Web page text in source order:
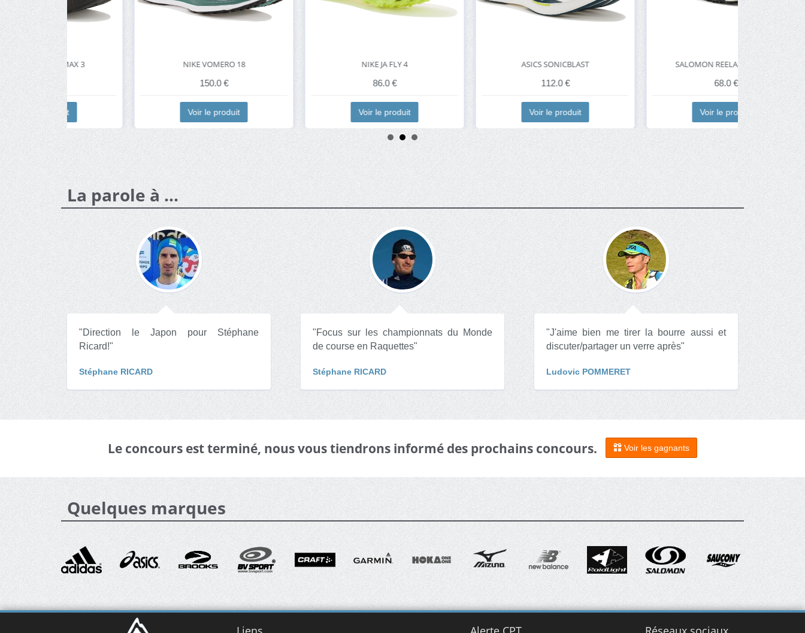
3
NIKE VOMERO 18
Voir le produit
NIKE JA FLY 4
Voir le produit
ASICS SONICBLAST
Voir le produit
SALOMON REELAX SLIDE 6.0
Voir le produit
ON-
La parole à ...
"Direction le Japon pour Stéphane
Ricard!"
Stéphane RICARD
"Focus sur les championnats du Monde
de course en Raquettes"
Stéphane RICARD
"J'aime bien me tirer la bourre aussi et
discuter/partager un verre après"
Ludovic POMMERET
Le concours est terminé, nous vous tiendrons informé des prochains concours. Voir les gagnants
Quelques marques